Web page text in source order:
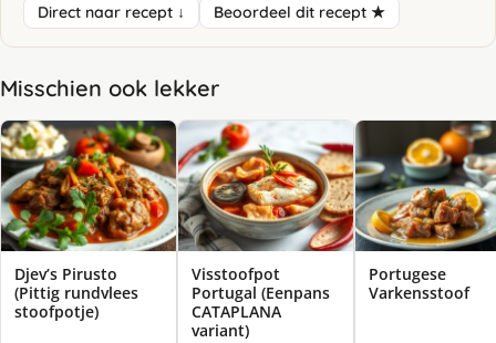
Direct naar recept ↓ Beoordeel dit recept ★
Misschien ook lekker
Djev’s Pirusto
(Pittig rundvlees
stoofpotje)
Visstoofpot
Portugal (Eenpans
CATAPLANA
variant)
Portugese
Varkensstoof